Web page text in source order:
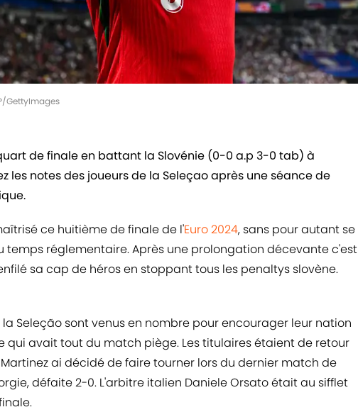
GettyImages
de finale en battant la Slovénie (0-0 a.p 3-0 tab) à
les notes des joueurs de la Seleçao après une séance de
ce huitième de finale de l'Euro 2024, sans pour autant se
temps réglementaire. Après une prolongation décevante c'est
sa cap de héros en stoppant tous les penaltys slovène.
la Seleção sont venus en nombre pour encourager leur nation
qui avait tout du match piège. Les titulaires étaient de retour
ai décidé de faire tourner lors du dernier match de
défaite 2-0. L'arbitre italien Daniele Orsato était au sifflet